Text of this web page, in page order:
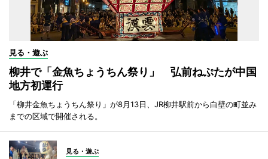
見る・遊ぶ
柳井で「金魚ちょうちん祭り」 弘前ねぷたが中国
地方初運行
「柳井金魚ちょうちん祭り」が8月13日、JR柳井駅前から白壁の町並み
までの区域で開催される。
見る・遊ぶ